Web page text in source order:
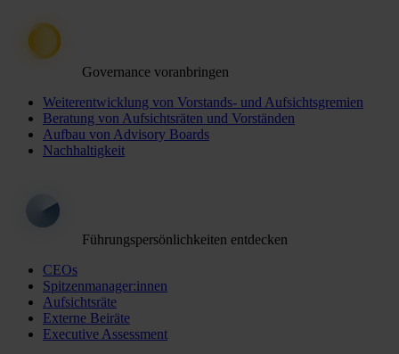
Governance voranbringen
Weiterentwicklung von Vorstands- und Aufsichtsgremien
Beratung von Aufsichtsräten und Vorständen
Aufbau von Advisory Boards
Nachhaltigkeit
Führungspersönlichkeiten entdecken
CEOs
Spitzenmanager:innen
Aufsichtsräte
Externe Beiräte
Executive Assessment